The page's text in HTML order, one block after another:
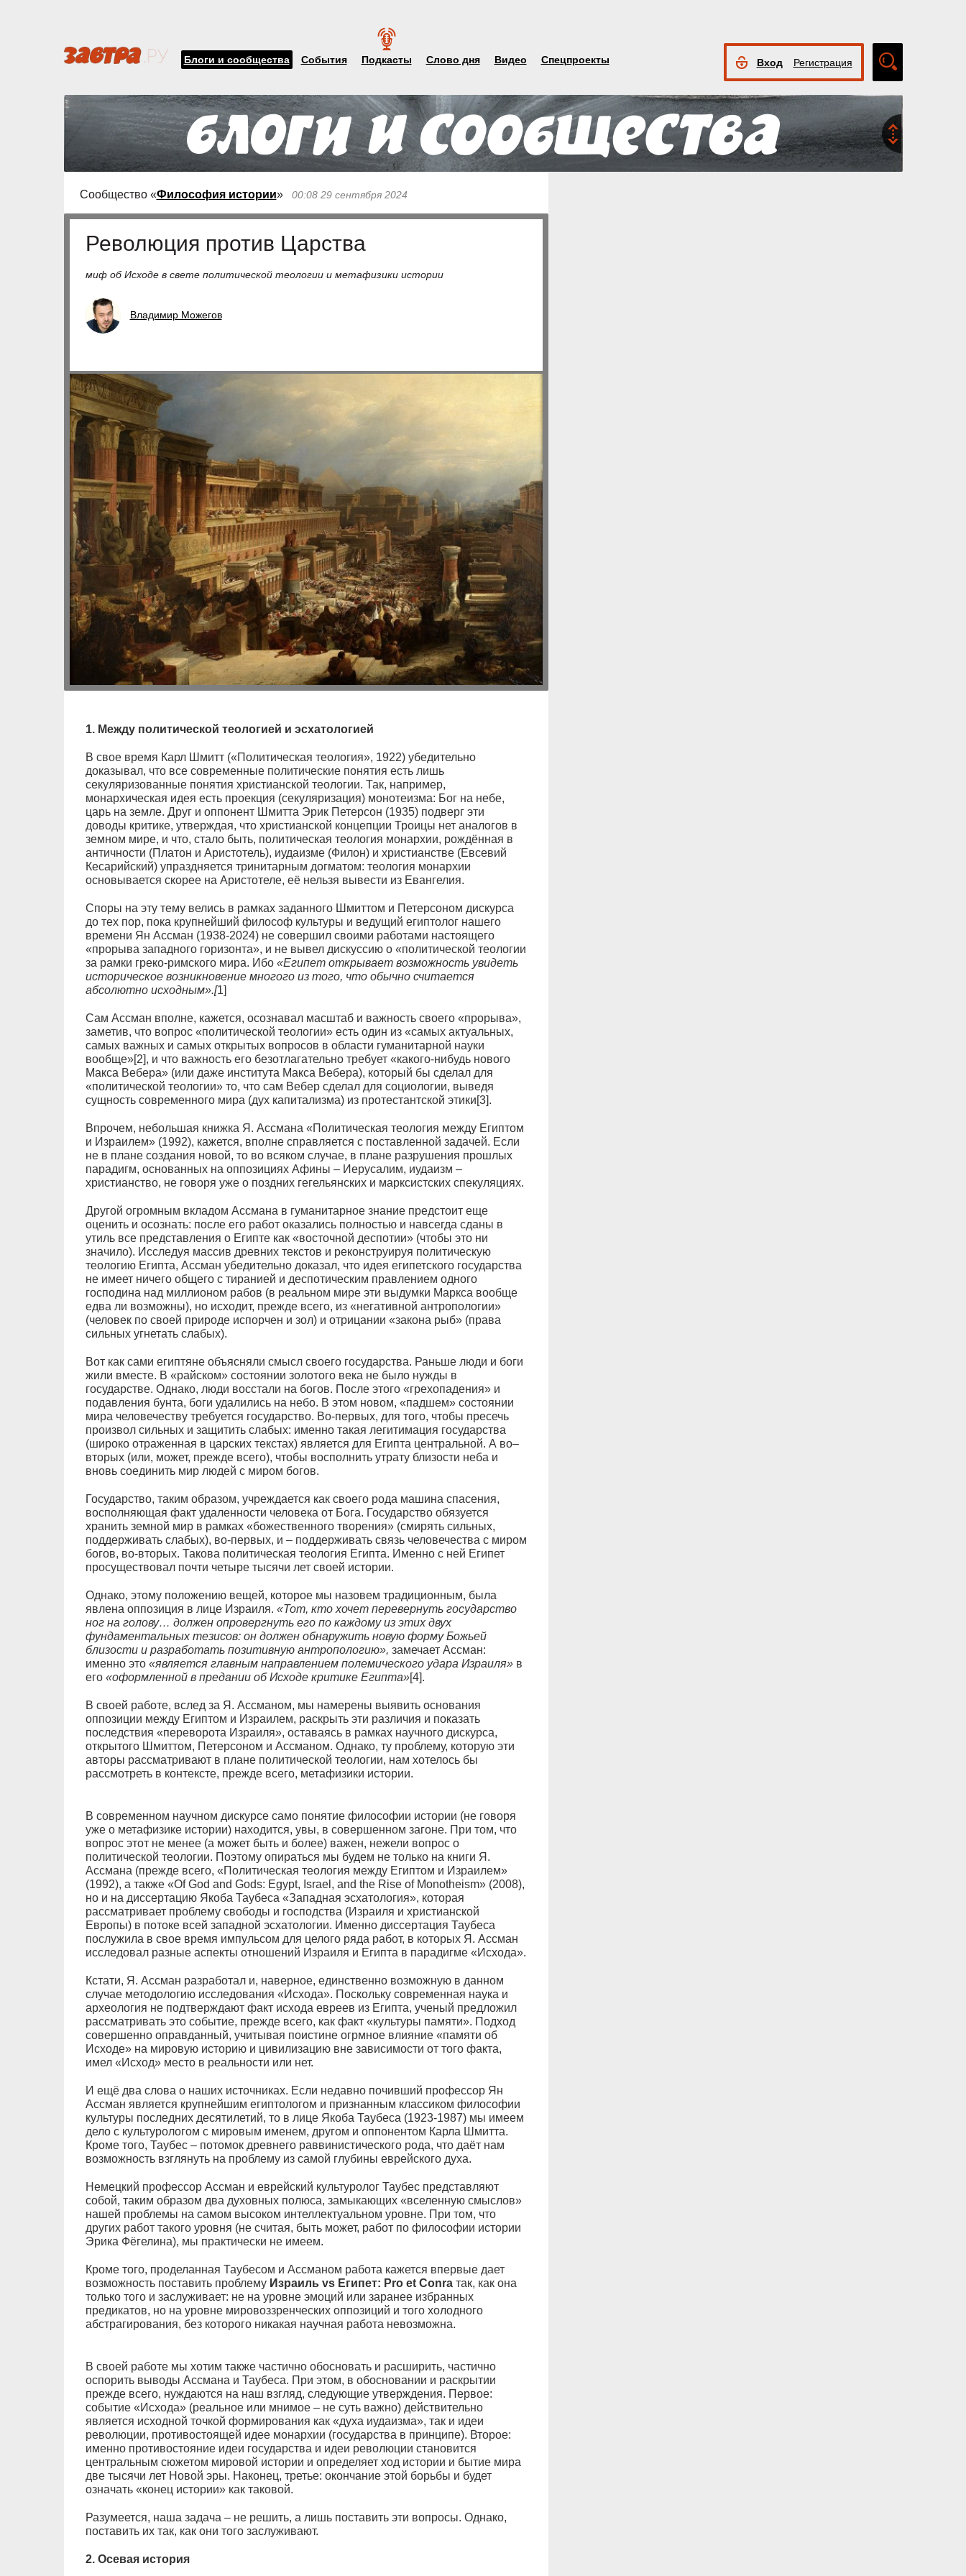
Блоги и сообщества События Подкасты Слово дня Видео Спецпроекты Вход Регистрация
поиск
Сообщество «Философия истории» 00:08 29 сентября 2024
Революция против Царства
миф об Исходе в свете политической теологии и метафизики истории
Владимир Можегов
1. Между политической теологией и эсхатологией
В свое время Карл Шмитт («Политическая теология», 1922) убедительно
доказывал, что все современные политические понятия есть лишь
секуляризованные понятия христианской теологии. Так, например,
монархическая идея есть проекция (секуляризация) монотеизма: Бог на небе,
царь на земле. Друг и оппонент Шмитта Эрик Петерсон (1935) подверг эти
доводы критике, утверждая, что христианской концепции Троицы нет аналогов в
земном мире, и что, стало быть, политическая теология монархии, рождённая в
античности (Платон и Аристотель), иудаизме (Филон) и христианстве (Евсевий
Кесарийский) упраздняется тринитарным догматом: теология монархии
основывается скорее на Аристотеле, её нельзя вывести из Евангелия.
Споры на эту тему велись в рамках заданного Шмиттом и Петерсоном дискурса
до тех пор, пока крупнейший философ культуры и ведущий египтолог нашего
времени Ян Ассман (1938-2024) не совершил своими работами настоящего
«прорыва западного горизонта», и не вывел дискуссию о «политической теологии
за рамки греко-римского мира. Ибо «Египет открывает возможность увидеть
историческое возникновение многого из того, что обычно считается
абсолютно исходным».[1]
Сам Ассман вполне, кажется, осознавал масштаб и важность своего «прорыва»,
заметив, что вопрос «политической теологии» есть один из «самых актуальных,
самых важных и самых открытых вопросов в области гуманитарной науки
вообще»[2], и что важность его безотлагательно требует «какого-нибудь нового
Макса Вебера» (или даже института Макса Вебера), который бы сделал для
«политической теологии» то, что сам Вебер сделал для социологии, выведя
сущность современного мира (дух капитализма) из протестантской этики[3].
Впрочем, небольшая книжка Я. Ассмана «Политическая теология между Египтом
и Израилем» (1992), кажется, вполне справляется с поставленной задачей. Если
не в плане создания новой, то во всяком случае, в плане разрушения прошлых
парадигм, основанных на оппозициях Афины – Иерусалим, иудаизм –
христианство, не говоря уже о поздних гегельянских и марксистских спекуляциях.
Другой огромным вкладом Ассмана в гуманитарное знание предстоит еще
оценить и осознать: после его работ оказались полностью и навсегда сданы в
утиль все представления о Египте как «восточной деспотии» (чтобы это ни
значило). Исследуя массив древних текстов и реконструируя политическую
теологию Египта, Ассман убедительно доказал, что идея египетского государства
не имеет ничего общего с тиранией и деспотическим правлением одного
господина над миллионом рабов (в реальном мире эти выдумки Маркса вообще
едва ли возможны), но исходит, прежде всего, из «негативной антропологии»
(человек по своей природе испорчен и зол) и отрицании «закона рыб» (права
сильных угнетать слабых).
Вот как сами египтяне объясняли смысл своего государства. Раньше люди и боги
жили вместе. В «райском» состоянии золотого века не было нужды в
государстве. Однако, люди восстали на богов. После этого «грехопадения» и
подавления бунта, боги удалились на небо. В этом новом, «падшем» состоянии
мира человечеству требуется государство. Во-первых, для того, чтобы пресечь
произвол сильных и защитить слабых: именно такая легитимация государства
(широко отраженная в царских текстах) является для Египта центральной. А во–
вторых (или, может, прежде всего), чтобы восполнить утрату близости неба и
вновь соединить мир людей с миром богов.
Государство, таким образом, учреждается как своего рода машина спасения,
восполняющая факт удаленности человека от Бога. Государство обязуется
хранить земной мир в рамках «божественного творения» (смирять сильных,
поддерживать слабых), во-первых, и – поддерживать связь человечества с миром
богов, во-вторых. Такова политическая теология Египта. Именно с ней Египет
просуществовал почти четыре тысячи лет своей истории.
Однако, этому положению вещей, которое мы назовем традиционным, была
явлена оппозиция в лице Израиля. «Тот, кто хочет перевернуть государство
ног на голову… должен опровергнуть его по каждому из этих двух
фундаментальных тезисов: он должен обнаружить новую форму Божьей
близости и разработать позитивную антропологию», замечает Ассман:
именно это «является главным направлением полемического удара Израиля»в
его «оформленной в предании об Исходе критике Египта»[4].
В своей работе, вслед за Я. Ассманом, мы намерены выявить основания
оппозиции между Египтом и Израилем, раскрыть эти различия и показать
последствия «переворота Израиля», оставаясь в рамках научного дискурса,
открытого Шмиттом, Петерсоном и Ассманом. Однако, ту проблему, которую эти
авторы рассматривают в плане политической теологии, нам хотелось бы
рассмотреть в контексте, прежде всего, метафизики истории.
В современном научном дискурсе само понятие философии истории (не говоря
уже о метафизике истории) находится, увы, в совершенном загоне. При том, что
вопрос этот не менее (а может быть и более) важен, нежели вопрос о
политической теологии. Поэтому опираться мы будем не только на книги Я.
Ассмана (прежде всего, «Политическая теология между Египтом и Израилем»
(1992), а также «Of God and Gods: Egypt, Israel, and the Rise of Monotheism» (2008),
но и на диссертацию Якоба Таубеса «Западная эсхатология», которая
рассматривает проблему свободы и господства (Израиля и христианской
Европы) в потоке всей западной эсхатологии. Именно диссертация Таубеса
послужила в свое время импульсом для целого ряда работ, в которых Я. Ассман
исследовал разные аспекты отношений Израиля и Египта в парадигме «Исхода».
Кстати, Я. Ассман разработал и, наверное, единственно возможную в данном
случае методологию исследования «Исхода». Поскольку современная наука и
археология не подтверждают факт исхода евреев из Египта, ученый предложил
рассматривать это событие, прежде всего, как факт «культуры памяти». Подход
совершенно оправданный, учитывая поистине огрмное влияние «памяти об
Исходе» на мировую историю и цивилизацию вне зависимости от того факта,
имел «Исход» место в реальности или нет.
И ещё два слова о наших источниках. Если недавно почивший профессор Ян
Ассман является крупнейшим египтологом и признанным классиком философии
культуры последних десятилетий, то в лице Якоба Таубеса (1923-1987) мы имеем
дело с культурологом с мировым именем, другом и оппонентом Карла Шмитта.
Кроме того, Таубес – потомок древнего раввинистического рода, что даёт нам
возможность взглянуть на проблему из самой глубины еврейского духа.
Немецкий профессор Ассман и еврейский культуролог Таубес представляют
собой, таким образом два духовных полюса, замыкающих «вселенную смыслов»
нашей проблемы на самом высоком интеллектуальном уровне. При том, что
других работ такого уровня (не считая, быть может, работ по философии истории
Эрика Фёгелина), мы практически не имеем.
Кроме того, проделанная Таубесом и Ассманом работа кажется впервые дает
возможность поставить проблему Израиль vs Египет: Pro et Conraтак, как она
только того и заслуживает: не на уровне эмоций или заранее избранных
предикатов, но на уровне мировоззренческих оппозиций и того холодного
абстрагирования, без которого никакая научная работа невозможна.
В своей работе мы хотим также частично обосновать и расширить, частично
оспорить выводы Ассмана и Таубеса. При этом, в обосновании и раскрытии
прежде всего, нуждаются на наш взгляд, следующие утверждения. Первое:
событие «Исхода» (реальное или мнимое – не суть важно) действительно
является исходной точкой формирования как «духа иудаизма», так и идеи
революции, противостоящей идее монархии (государства в принципе). Второе:
именно противостояние идеи государства и идеи революции становится
центральным сюжетом мировой истории и определяет ход истории и бытие мира
две тысячи лет Новой эры. Наконец, третье: окончание этой борьбы и будет
означать «конец истории» как таковой.
Разумеется, наша задача – не решить, а лишь поставить эти вопросы. Однако,
поставить их так, как они того заслуживают.
2. Осевая история